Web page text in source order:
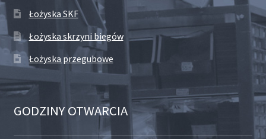
Łożyska SKF
Łożyska skrzyni biegów
Łożyska przegubowe
GODZINY OTWARCIA